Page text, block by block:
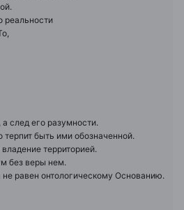
реальности
след его разумности.
терпит быть ими обозначенной.
территорией.
без веры нем.
равен онтологическому Основанию.